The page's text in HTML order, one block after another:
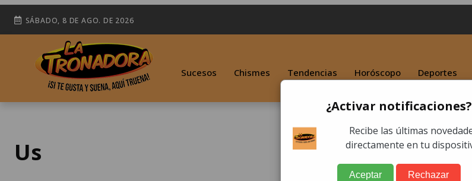
SÁBADO, 8 DE AGO. DE 2026
Sucesos Chismes Tendencias Horóscopo Deportes
Us
¿Activar notificaciones?
Recibe las últimas
directamente en tu
Aceptar Rechazar